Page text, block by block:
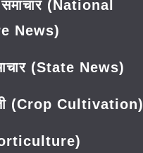
समाचार (National
News)
(State News)
(Crop Cultivation)